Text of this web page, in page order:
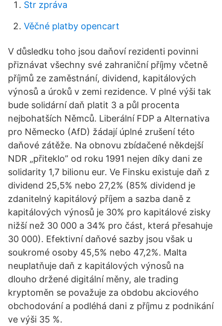
Str zpráva
Věčné platby opencart
V důsledku toho jsou daňoví rezidenti povinni
přiznávat všechny své zahraniční příjmy včetně
příjmů ze zaměstnání, dividend, kapitálových
výnosů a úroků v zemi rezidence. V plné výši tak
bude solidární daň platit 3 a půl procenta
nejbohatších Němců. Liberální FDP a Alternativa
pro Německo (AfD) žádají úplné zrušení této
daňové zátěže. Na obnovu zbídačené někdejší
NDR „přiteklo” od roku 1991 nejen díky dani ze
solidarity 1,7 bilionu eur. Ve Finsku existuje daň z
dividend 25,5% nebo 27,2% (85% dividend je
zdanitelný kapitálový příjem a sazba daně z
kapitálových výnosů je 30% pro kapitálové zisky
nižší než 30 000 a 34% pro část, která přesahuje
30 000). Efektivní daňové sazby jsou však u
soukromé osoby 45,5% nebo 47,2%. Malta
neuplatňuje daň z kapitálových výnosů na
dlouho držené digitální měny, ale trading
kryptoměn se považuje za obdobu akciového
obchodování a podléhá dani z příjmu z podnikání
ve výši 35 %.